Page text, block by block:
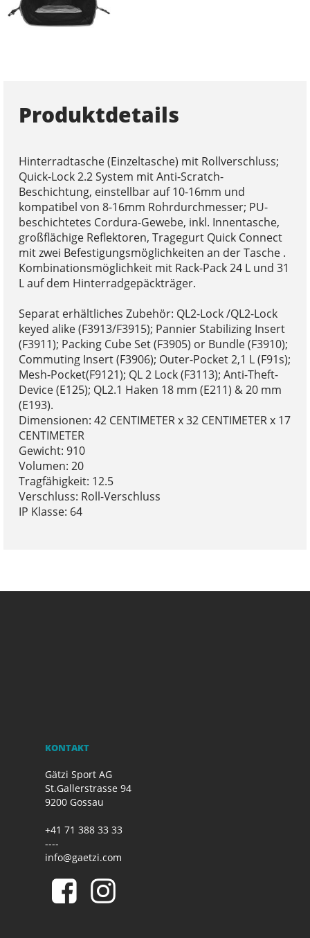
Produktdetails
Hinterradtasche (Einzeltasche) mit Rollverschluss;
Quick-Lock 2.2 System mit Anti-Scratch-
Beschichtung, einstellbar auf 10-16mm und
kompatibel von 8-16mm Rohrdurchmesser; PU-
beschichtetes Cordura-Gewebe, inkl. Innentasche,
großflächige Reflektoren, Tragegurt Quick Connect
mit zwei Befestigungsmöglichkeiten an der Tasche .
Kombinationsmöglichkeit mit Rack-Pack 24 L und 31
L auf dem Hinterradgepäckträger.
Separat erhältliches Zubehör: QL2-Lock /QL2-Lock
keyed alike (F3913/F3915); Pannier Stabilizing Insert
(F3911); Packing Cube Set (F3905) or Bundle (F3910);
Commuting Insert (F3906); Outer-Pocket 2,1 L (F91s);
Mesh-Pocket(F9121); QL 2 Lock (F3113); Anti-Theft-
Device (E125); QL2.1 Haken 18 mm (E211) & 20 mm
(E193).
Dimensionen: 42 CENTIMETER x 32 CENTIMETER x 17
CENTIMETER
Gewicht: 910
Volumen: 20
Tragfähigkeit: 12.5
Verschluss: Roll-Verschluss
IP Klasse: 64
KONTAKT
Gätzi Sport AG
St.Gallerstrasse 94
9200 Gossau
+41 71 388 33 33
----
info@gaetzi.com